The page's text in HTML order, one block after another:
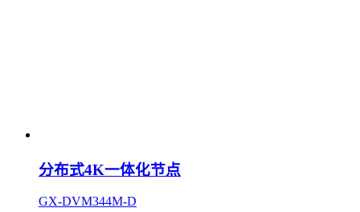
分布式4K一体化节点
GX-DVM344M-D